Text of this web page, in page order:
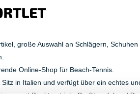
große Auswahl an Schlägern, Schuhen
Online-Shop für Beach-Tennis.
in Italien und verfügt über ein echtes
uns mit Direktvertrieb, Großhandel und